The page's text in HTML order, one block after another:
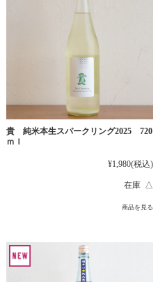
貴 純米本生スパークリング2025 720
ｍｌ
¥1,980(税込)
在庫 △
商品を見る